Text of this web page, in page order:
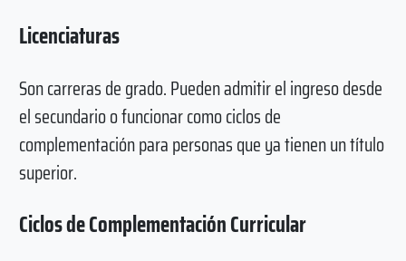
Licenciaturas
Son carreras de grado. Pueden admitir el ingreso desde
el secundario o funcionar como ciclos de
complementación para personas que ya tienen un título
superior.
Ciclos de Complementación Curricular